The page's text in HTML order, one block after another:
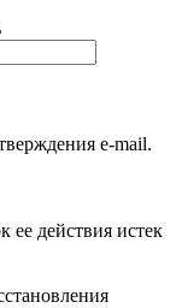
e-mail.
ее действия истек